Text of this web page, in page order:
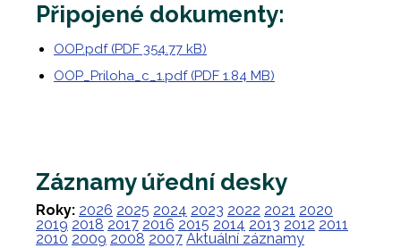
Připojené dokumenty:
OOP.pdf (PDF 354.77 kB)
OOP_Priloha_c_1.pdf (PDF 1.84 MB)
Záznamy úřední desky
Roky: 2026 2025 2024 2023 2022 2021 2020
2019 2018 2017 2016 2015 2014 2013 2012 2011
2010 2009 2008 2007 Aktuální záznamy